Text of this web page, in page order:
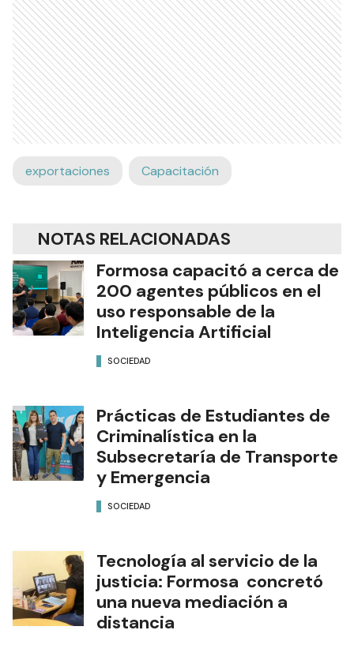
exportaciones Capacitación
NOTAS RELACIONADAS
Formosa capacitó a cerca de
200 agentes públicos en el
uso responsable de la
Inteligencia Artificial
SOCIEDAD
Prácticas de Estudiantes de
Criminalística en la
Subsecretaría de Transporte
y Emergencia
SOCIEDAD
Tecnología al servicio de la
justicia: Formosa concretó
una nueva mediación a
distancia